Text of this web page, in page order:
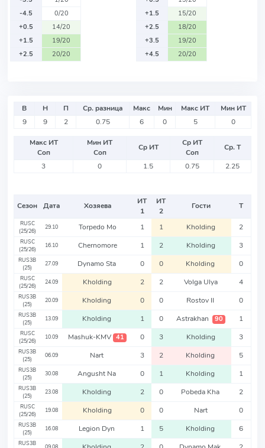
-4.5
0/20
+0.5
14/20
+1.5
19/20
+2.5
20/20
+1.5
15/20
+2.5
18/20
+3.5
19/20
+4.5
20/20
В Н П Ср. разница Макс Мин Макс ИТ
Мин ИТ
9
9 2 0.75 6 0 5 0
Макс ИТ
Соп
Мин ИТ
Соп
Ср ИТ
Ср ИТ
Соп
Ср. Т
3
0 1.5 0.75 2.25
Сезон Дата Хозяева
ИТ
1
ИТ
2
Гости Т
RUSC
(25/26)
29.10 Torpedo Mo 1 1 Kholding 2
RUSC
(25/26)
16.10 Chernomore 1 2 Kholding 3
RUS3B
(25)
27.09 Dynamo Sta 0 0 Kholding 0
RUSC
(25/26)
24.09 Kholding 2 2 Volga Ulya 4
RUS3B
(25)
20.09 Kholding 0 0 Rostov II 0
RUS3B
(25)
13.09 Kholding 1 0 Astrakhan 90 1
RUSC
(25/26)
10.09 Mashuk-KMV 41 0 3 Kholding 3
RUS3B
(25)
06.09 Nart 3 2 Kholding 5
RUS3B
(25)
30.08 Angusht Na 0 1 Kholding 1
RUS3B
(25)
23.08 Kholding 2 0 Pobeda Kha 2
RUSC
(25/26)
19.08 Kholding 0 0 Nart 0
RUS3B
(25)
16.08 Legion Dyn 1 5 Kholding 6
RUS3B